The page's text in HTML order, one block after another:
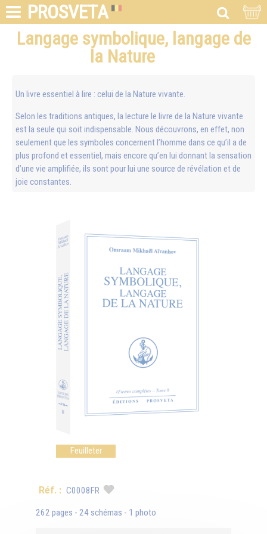
PROSVETA
Langage symbolique, langage de
la Nature
Un livre essentiel à lire : celui de la Nature vivante.
Selon les traditions antiques, la lecture le livre de la Nature vivante
est la seule qui soit indispensable. Nous découvrons, en effet, non
seulement que les symboles concernent l’homme dans ce qu’il a de
plus profond et essentiel, mais encore qu’en lui donnant la sensation
d’une vie amplifiée, ils sont pour lui une source de révélation et de
joie constantes.
Feuilleter
Réf. : C0008FR
262 pages - 24 schémas - 1 photo